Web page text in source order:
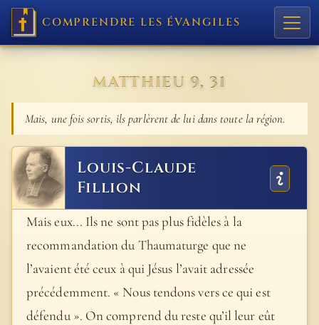
COMPRENDRE LES ÉVANGILES
MATTHIEU 9, 31
Mais, une fois sortis, ils parlèrent de lui dans toute la région.
Louis-Claude
Fillion
Mais eux... Ils ne sont pas plus fidèles à la
recommandation du Thaumaturge que ne
l’avaient été ceux à qui Jésus l’avait adressée
précédemment. « Nous tendons vers ce qui est
défendu ». On comprend du reste qu’il leur eût